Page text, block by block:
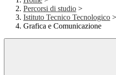
Percorsi di studio >
Istituto Tecnico Tecnologico >
Grafica e Comunicazione